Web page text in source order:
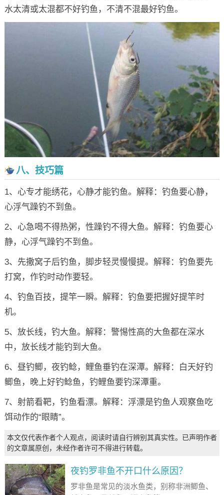
水太清或太混都不好钓鱼，不清不混最好钓鱼。
八、技巧篇
1、心专才能绣花，心静才能钓鱼。解释：钓鱼要心静，
心浮气躁钓不到鱼。
2、心急喝不得热粥，性躁钓不得大鱼。解释：钓鱼要心
静，心浮气躁钓不到鱼。
3、先撒窝子后钓鱼，脚步轻灵慢慢提。解释：钓鱼要先
打窝，作钓时动作要轻。
4、钓鱼百技，提竿一瞬。解释：钓鱼要把握好提竿时
机。
5、放长线，钓大鱼。解释：警惕性高的大鱼都在深水
中，放长线才能钓到大鱼。
6、昼钓鲫，夜钓鲶，鲤鱼垂钓在深潭。解释：白天好钓
鲫鱼，晚上好钓鲶鱼，钓鲤鱼要钓深潭重。
7、射箭看靶，钓鱼看漂。解释：浮漂是钓鱼人观察鱼吃
饵动作的“眼睛”。
本文仅代表作者个人观点，阅读时请自行辨别其真实性。已声明作者
的文章属原创，未经作者许可不得进行转载。
夜钓罗非鱼不开口什么原因？
罗非鱼是常见的淡水鱼类，别称非洲鲫鱼、